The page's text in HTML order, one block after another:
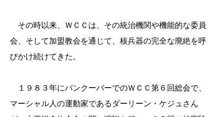
その時以来、ＷＣＣは、その統治機関や機能的な委員
会、そして加盟教会を通じて、核兵器の完全な廃絶を呼
びかけ続けてきた。
１９８３年にバンクーバーでのＷＣＣ第６回総会で、
マーシャル人の運動家であるダーリーン・ケジュさん